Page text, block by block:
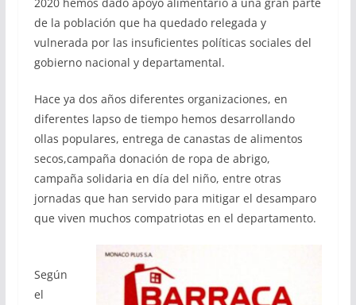
de la población que ha quedado relegada y
vulnerada por las insuficientes políticas sociales del
gobierno nacional y departamental.
Hace ya dos años diferentes organizaciones, en
diferentes lapso de tiempo hemos desarrollando
ollas populares, entrega de canastas de alimentos
secos,campaña donación de ropa de abrigo,
campaña solidaria en día del niño, entre otras
jornadas que han servido para mitigar el desamparo
que viven muchos compatriotas en el departamento.
Según
el